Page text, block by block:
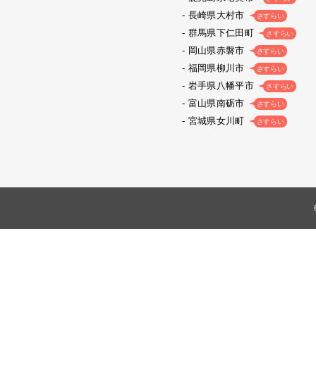
長崎県大村市 さすらい
群馬県下仁田町 さすらい
岡山県赤磐市 さすらい
福岡県柳川市 さすらい
岩手県八幡平市 さすらい
富山県南砺市 さすらい
宮城県女川町 さすらい